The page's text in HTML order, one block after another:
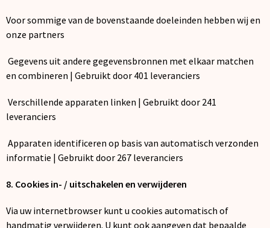
Voor sommige van de bovenstaande doeleinden hebben wij en
onze partners
Gegevens uit andere gegevensbronnen met elkaar matchen
en combineren | Gebruikt door 401 leveranciers
Verschillende apparaten linken | Gebruikt door 241
leveranciers
Apparaten identificeren op basis van automatisch verzonden
informatie | Gebruikt door 267 leveranciers
8. Cookies in- / uitschakelen en verwijderen
Via uw internetbrowser kunt u cookies automatisch of
handmatig verwijderen. U kunt ook aangeven dat bepaalde